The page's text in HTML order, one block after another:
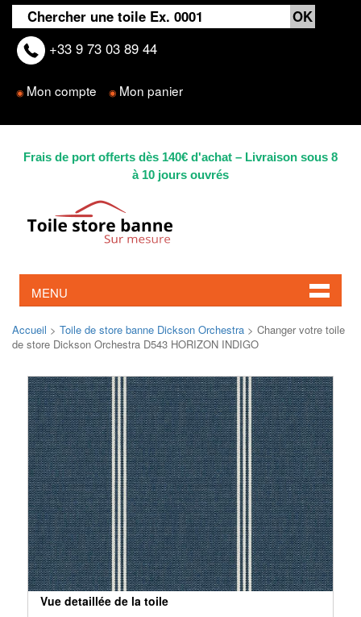
+33 9 73 03 89 44
◉ Mon compte ◉ Mon panier
Frais de port offerts dès 140€ d'achat – Livraison sous 8
à 10 jours ouvrés
MENU
Accueil > Toile de store banne Dickson Orchestra > Changer votre toile
de store Dickson Orchestra D543 HORIZON INDIGO
Vue detaillée de la toile